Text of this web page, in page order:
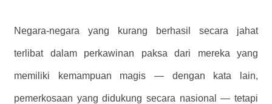
Negara-negara yang kurang berhasil secara jahat
terlibat dalam perkawinan paksa dari mereka yang
memiliki kemampuan magis — dengan kata lain,
pemerkosaan yang didukung secara nasional — tetapi